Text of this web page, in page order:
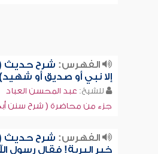
الفهرس: شرح حديث
إلا نبي أو صديق أو
للشيخ: عبد المحسن العباد
جزء من محاضرة ( شرح سنن أبي
الفهرس: شرح حديث
خير البرية! فقال رسول